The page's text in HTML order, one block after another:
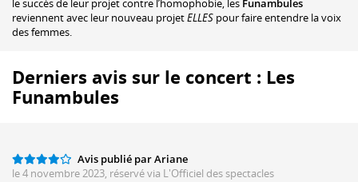
le succès de leur projet contre l’homophobie, les Funambules
reviennent avec leur nouveau projetELLES pour faire entendre la voix
des femmes.
Derniers avis sur le concert : Les
Funambules
Avis publié par Ariane
le 4 novembre 2023, réservé via L'Officiel des spectacles